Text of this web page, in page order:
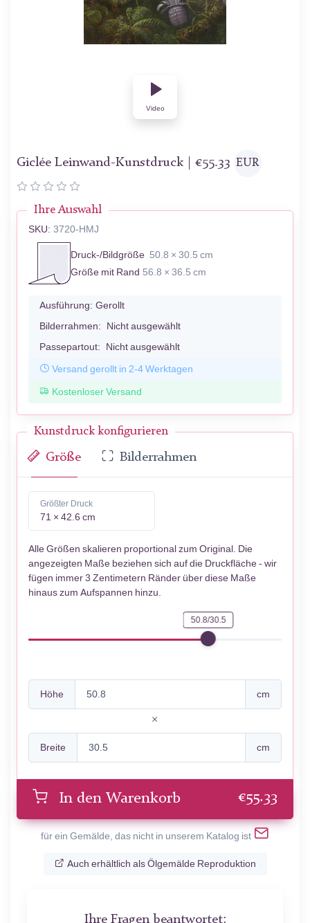
Video
Giclée Leinwand-Kunstdruck | €55.33 EUR
Ihre Auswahl
SKU: 3720-HMJ
Druck-/Bildgröße 50.8 × 30.5 cm
Größe mit Rand 56.8 × 36.5 cm
Ausführung: Gerollt
Bilderrahmen: Nicht ausgewählt
Passepartout: Nicht ausgewählt
Versand gerollt in 2-4 Werktagen
Kostenloser Versand
Kunstdruck konfigurieren
Größe Bilderrahmen
Größter Druck
71 × 42.6 cm
Alle Größen skalieren proportional zum Original. Die
angezeigten Maße beziehen sich auf die Druckfläche - wir
fügen immer 3 Zentimetern Ränder über diese Maße
hinaus zum Aufspannen hinzu.
50.8/30.5
Höhe cm
Breite cm
In den Warenkorb €55.33
für ein Gemälde, das nicht in unserem Katalog ist
Auch erhältlich als Ölgemälde Reproduktion
Ihre Fragen beantwortet: